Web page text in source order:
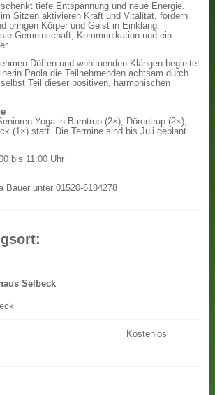
tiefe Entspannung und neue Energie.
Sitzen aktivieren Kraft und Vitalität, fördern
bringen Körper und Geist in Einklang.
Gemeinschaft, Kommunikation und ein
Düften und wohltuenden Klängen begleitet
Paola die Teilnehmenden achtsam durch
Teil dieser positiven, harmonischen
Yoga in Barntrup (2×), Dörentrup (2×),
(1×) statt. Die Termine sind bis Juli geplant
bis 11:00 Uhr
Bauer unter 01520-6184278
Selbeck
Kostenlos